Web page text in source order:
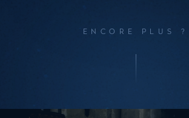
ENCORE PLUS ?